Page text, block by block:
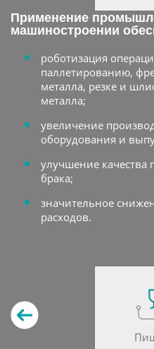
Применение
машиностроении
роботизация
паллетированию,
металла, резке и
металла;
увеличение
оборудования и
улучшение качества
брака;
значительное
расходов.